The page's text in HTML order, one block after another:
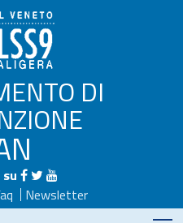
DI
Newsletter